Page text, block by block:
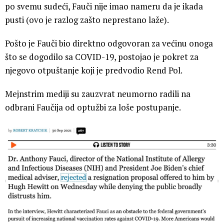
po svemu sudeći, Fauči nije imao nameru da je ikada
pusti (ovo je razlog zašto neprestano laže).
Pošto je Fauči bio direktno odgovoran za većinu onoga
što se dogodilo sa COVID-19, postojao je pokret za
njegovo otpuštanje koji je predvodio Rend Pol.
Mejnstrim mediji su zauzvrat neumorno radili na
odbrani Faučija od optužbi za loše postupanje.